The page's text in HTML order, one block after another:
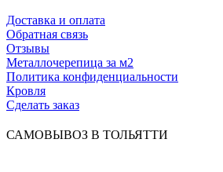
Доставка и оплата
Обратная связь
Отзывы
Металлочерепица за м2
Политика конфиденциальности
Кровля
Сделать заказ
САМОВЫВОЗ В ТОЛЬЯТТИ